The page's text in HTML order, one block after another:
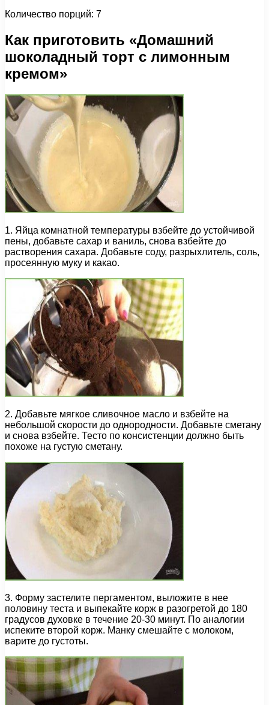
Количество порций: 7
Как приготовить «Домашний
шоколадный торт с лимонным
кремом»
1. Яйца комнатной температуры взбейте до устойчивой
пены, добавьте сахар и ваниль, снова взбейте до
растворения сахара. Добавьте соду, разрыхлитель, соль,
просеянную муку и какао.
2. Добавьте мягкое сливочное масло и взбейте на
небольшой скорости до однородности. Добавьте сметану
и снова взбейте. Тесто по консистенции должно быть
похоже на густую сметану.
3. Форму застелите пергаментом, выложите в нее
половину теста и выпекайте корж в разогретой до 180
градусов духовке в течение 20-30 минут. По аналогии
испеките второй корж. Манку смешайте с молоком,
варите до густоты.